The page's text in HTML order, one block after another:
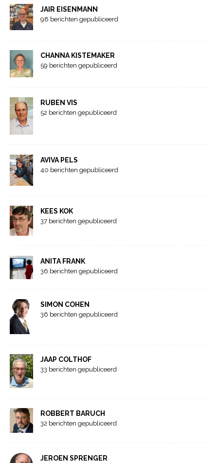
JAIR EISENMANN
98 berichten gepubliceerd
CHANNA KISTEMAKER
59 berichten gepubliceerd
RUBEN VIS
52 berichten gepubliceerd
AVIVA PELS
40 berichten gepubliceerd
KEES KOK
37 berichten gepubliceerd
ANITA FRANK
36 berichten gepubliceerd
SIMON COHEN
36 berichten gepubliceerd
JAAP COLTHOF
33 berichten gepubliceerd
ROBBERT BARUCH
32 berichten gepubliceerd
JEROEN SPRENGER